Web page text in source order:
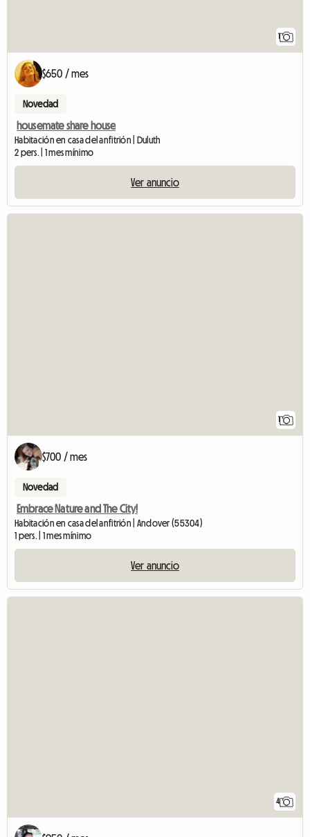
1
$650 / mes
Novedad
housemate share house
Habitación en casa del anfitrión | Duluth
2 pers. | 1 mes mínimo
Ver anuncio
1
$700 / mes
Novedad
Embrace Nature and The City!
Habitación en casa del anfitrión | Andover (55304)
1 pers. | 1 mes mínimo
Ver anuncio
4